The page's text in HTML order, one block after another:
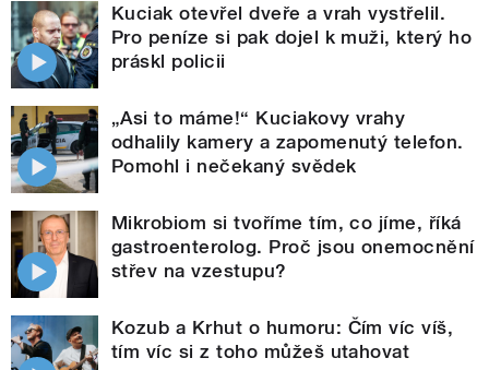
Kuciak otevřel dveře a vrah vystřelil.
Pro peníze si pak dojel k muži, který ho
práskl policii
„Asi to máme!“ Kuciakovy vrahy
odhalily kamery a zapomenutý telefon.
Pomohl i nečekaný svědek
Mikrobiom si tvoříme tím, co jíme, říká
gastroenterolog. Proč jsou onemocnění
střev na vzestupu?
Kozub a Krhut o humoru: Čím víc víš,
tím víc si z toho můžeš utahovat